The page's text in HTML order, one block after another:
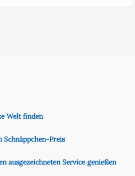
Welt finden
Schnäppchen-Preis
ausgezeichneten Service genießen